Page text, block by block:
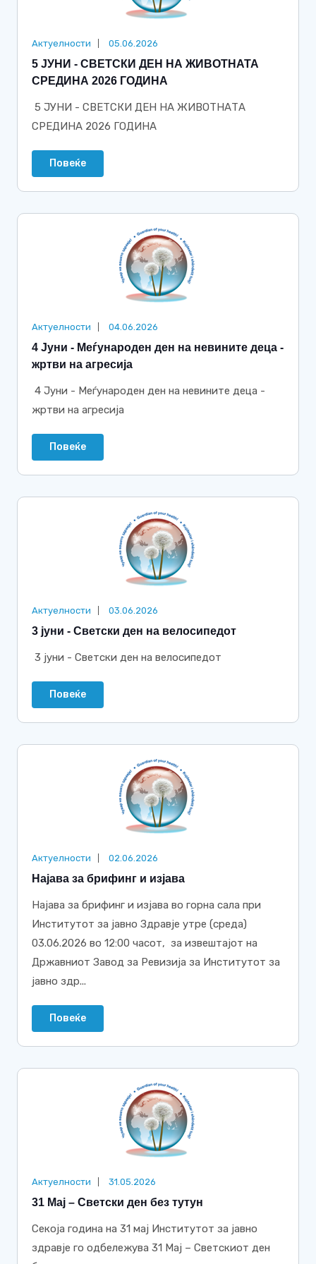
Актуелности 05.06.2026
5 ЈУНИ - СВЕТСКИ ДЕН НА ЖИВОТНАТА
СРЕДИНА 2026 ГОДИНА
5 ЈУНИ - СВЕТСКИ ДЕН НА ЖИВОТНАТА
СРЕДИНА 2026 ГОДИНА
Повеќе
Актуелности 04.06.2026
4 Јуни - Меѓународен ден на невините деца -
жртви на агресија
4 Јуни - Меѓународен ден на невините деца -
жртви на агресија
Повеќе
Актуелности 03.06.2026
3 јуни - Светски ден на велосипедот
3 јуни - Светски ден на велосипедот
Повеќе
Актуелности 02.06.2026
Најава за брифинг и изјава
Најава за брифинг и изјава во горна сала при
Институтот за јавно Здравје утре (среда)
03.06.2026 во 12:00 часот, за извештајот на
Државниот Завод за Ревизија за Институтот за
јавно здр...
Повеќе
Актуелности 31.05.2026
31 Мај – Светски ден без тутун
Секоја година на 31 мај Институтот за јавно
здравје го одбележува 31 Мај – Светскиот ден